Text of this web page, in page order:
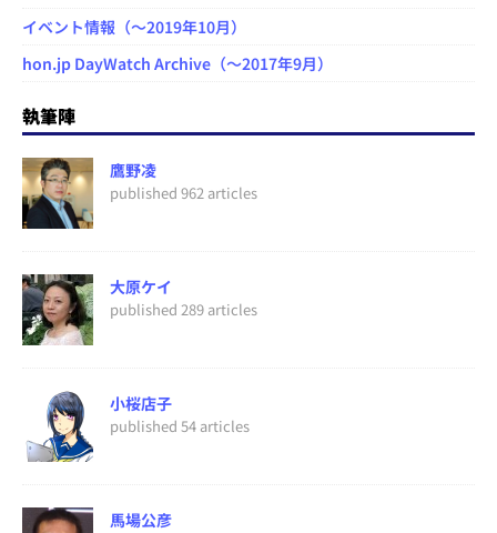
イベント情報（～2019年10月）
hon.jp DayWatch Archive（～2017年9月）
執筆陣
鷹野凌
published 962 articles
大原ケイ
published 289 articles
小桜店子
published 54 articles
馬場公彦